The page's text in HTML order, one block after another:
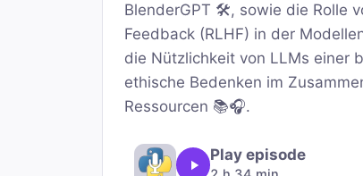
BlenderGPT 🛠️, sowie die Rolle
Feedback (RLHF) in der
die Nützlichkeit von LLMs einer
ethische Bedenken im
Ressourcen 📚🎧.
Play episode